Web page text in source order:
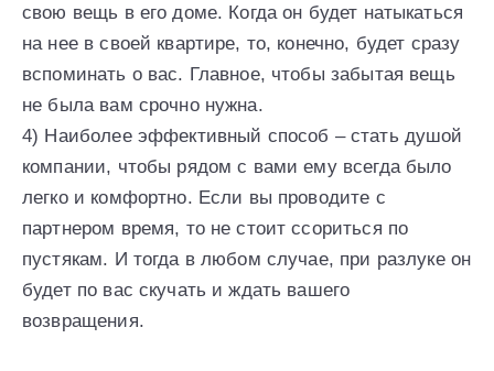
свою вещь в его доме. Когда он будет натыкаться
на нее в своей квартире, то, конечно, будет сразу
вспоминать о вас. Главное, чтобы забытая вещь
не была вам срочно нужна.
4) Наиболее эффективный способ – стать душой
компании, чтобы рядом с вами ему всегда было
легко и комфортно. Если вы проводите с
партнером время, то не стоит ссориться по
пустякам. И тогда в любом случае, при разлуке он
будет по вас скучать и ждать вашего
возвращения.